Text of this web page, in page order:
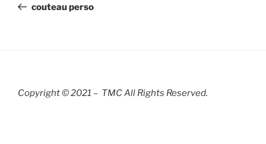
l’article
précédent
couteau perso
Copyright © 2021 – TMC All Rights Reserved.